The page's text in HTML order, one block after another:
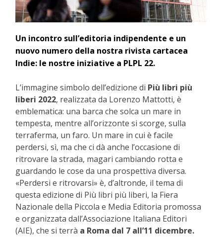
Un incontro sull’editoria indipendente e un
nuovo numero della nostra rivista cartacea
Indie: le nostre iniziative a PLPL 22.
L’immagine simbolo dell’edizione di Più libri più
liberi 2022, realizzata da Lorenzo Mattotti, è
emblematica: una barca che solca un mare in
tempesta, mentre all’orizzonte si scorge, sulla
terraferma, un faro. Un mare in cui è facile
perdersi, sì, ma che ci dà anche l’occasione di
ritrovare la strada, magari cambiando rotta e
guardando le cose da una prospettiva diversa.
«Perdersi e ritrovarsi» è, d’altronde, il tema di
questa edizione di Più libri più liberi, la Fiera
Nazionale della Piccola e Media Editoria promossa
e organizzata dall’Associazione Italiana Editori
(AIE), che si terrà a Roma dal 7 all’11 dicembre.